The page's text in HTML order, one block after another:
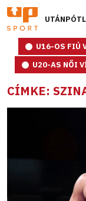
U16-OS FIÚ
U20-AS NŐI
CÍMKE: